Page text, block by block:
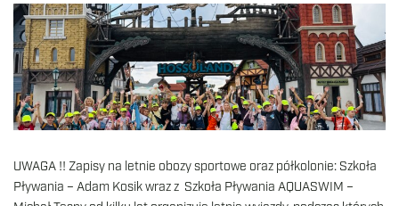
UWAGA !! Zapisy na letnie obozy sportowe oraz półkolonie: Szkoła
Pływania – Adam Kosik wraz z Szkoła Pływania AQUASWIM –